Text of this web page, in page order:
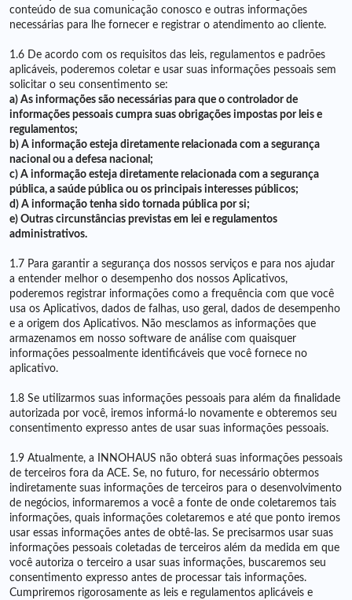
conteúdo de sua comunicação conosco e outras informações
necessárias para lhe fornecer e registrar o atendimento ao cliente.
1.6 De acordo com os requisitos das leis, regulamentos e padrões
aplicáveis, poderemos coletar e usar suas informações pessoais sem
solicitar o seu consentimento se:
a) As informações são necessárias para que o controlador de
informações pessoais cumpra suas obrigações impostas por leis e
regulamentos;
b) A informação esteja diretamente relacionada com a segurança
nacional ou a defesa nacional;
c) A informação esteja diretamente relacionada com a segurança
pública, a saúde pública ou os principais interesses públicos;
d) A informação tenha sido tornada pública por si;
e) Outras circunstâncias previstas em lei e regulamentos
administrativos.
1.7 Para garantir a segurança dos nossos serviços e para nos ajudar
a entender melhor o desempenho dos nossos Aplicativos,
poderemos registrar informações como a frequência com que você
usa os Aplicativos, dados de falhas, uso geral, dados de desempenho
e a origem dos Aplicativos. Não mesclamos as informações que
armazenamos em nosso software de análise com quaisquer
informações pessoalmente identificáveis ​​que você fornece no
aplicativo.
1.8 Se utilizarmos suas informações pessoais para além da finalidade
autorizada por você, iremos informá-lo novamente e obteremos seu
consentimento expresso antes de usar suas informações pessoais.
1.9 Atualmente, a INNOHAUS não obterá suas informações pessoais
de terceiros fora da ACE. Se, no futuro, for necessário obtermos
indiretamente suas informações de terceiros para o desenvolvimento
de negócios, informaremos a você a fonte de onde coletaremos tais
informações, quais informações coletaremos e até que ponto iremos
usar essas informações antes de obtê-las. Se precisarmos usar suas
informações pessoais coletadas de terceiros além da medida em que
você autoriza o terceiro a usar suas informações, buscaremos seu
consentimento expresso antes de processar tais informações.
Cumpriremos rigorosamente as leis e regulamentos aplicáveis ​​e